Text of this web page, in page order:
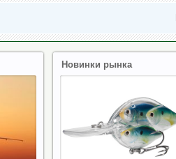
Новинки рынка